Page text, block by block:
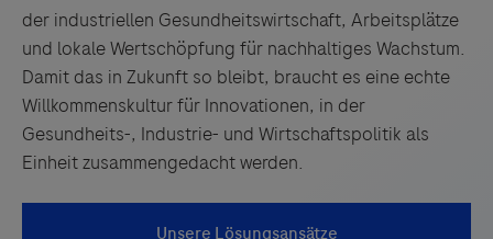
der industriellen Gesundheitswirtschaft, Arbeitsplätze
und lokale Wertschöpfung für nachhaltiges Wachstum.
Damit das in Zukunft so bleibt, braucht es eine echte
Willkommenskultur für Innovationen, in der
Gesundheits-, Industrie- und Wirtschaftspolitik als
Einheit zusammengedacht werden.